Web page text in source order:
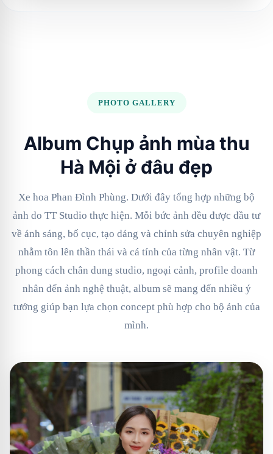
PHOTO GALLERY
Album Chụp ảnh mùa thu
Hà Mội ở đâu đẹp
Xe hoa Phan Đình Phùng. Dưới đây tổng hợp những bộ
ảnh do TT Studio thực hiện. Mỗi bức ảnh đều được đầu tư
về ánh sáng, bố cục, tạo dáng và chỉnh sửa chuyên nghiệp
nhằm tôn lên thần thái và cá tính của từng nhân vật. Từ
phong cách chân dung studio, ngoại cảnh, profile doanh
nhân đến ảnh nghệ thuật, album sẽ mang đến nhiều ý
tưởng giúp bạn lựa chọn concept phù hợp cho bộ ảnh của
mình.